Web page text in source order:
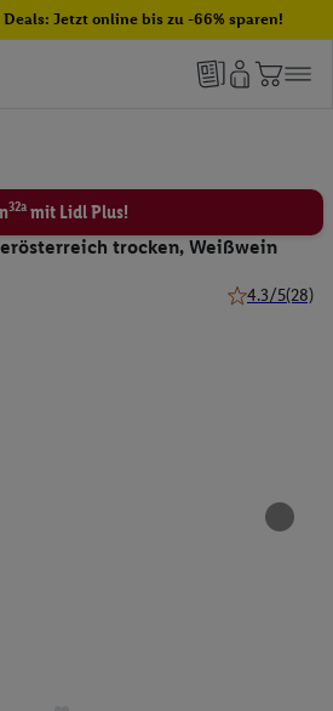
Deals: Jetzt online bis zu -66% sparen!
32a mit Lidl Plus!
trocken, Weißwein
4.3/5(28)